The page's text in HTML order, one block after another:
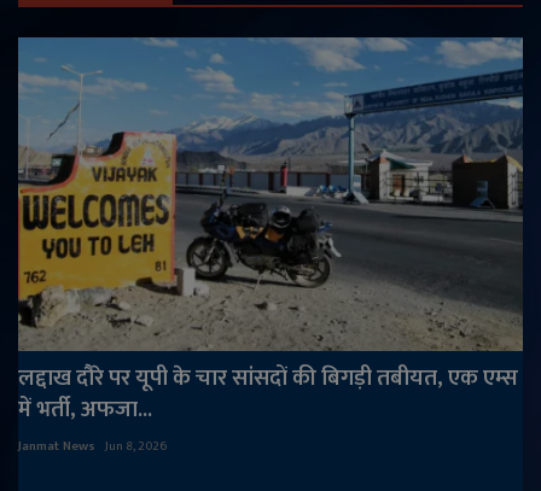
लद्दाख दौरे पर यूपी के चार सांसदों की बिगड़ी तबीयत, एक एम्स
में भर्ती, अफजा...
Janmat News Jun 8, 2026